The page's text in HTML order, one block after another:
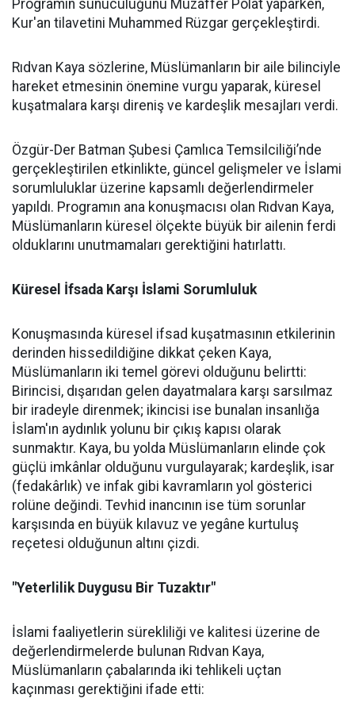
Programın sunuculuğunu Muzaffer Polat yaparken,
Kur'an tilavetini Muhammed Rüzgar gerçekleştirdi.
Rıdvan Kaya sözlerine, Müslümanların bir aile bilinciyle
hareket etmesinin önemine vurgu yaparak, küresel
kuşatmalara karşı direniş ve kardeşlik mesajları verdi.
Özgür-Der Batman Şubesi Çamlıca Temsilciliği’nde
gerçekleştirilen etkinlikte, güncel gelişmeler ve İslami
sorumluluklar üzerine kapsamlı değerlendirmeler
yapıldı. Programın ana konuşmacısı olan Rıdvan Kaya,
Müslümanların küresel ölçekte büyük bir ailenin ferdi
olduklarını unutmamaları gerektiğini hatırlattı.
Küresel İfsada Karşı İslami Sorumluluk
Konuşmasında küresel ifsad kuşatmasının etkilerinin
derinden hissedildiğine dikkat çeken Kaya,
Müslümanların iki temel görevi olduğunu belirtti:
Birincisi, dışarıdan gelen dayatmalara karşı sarsılmaz
bir iradeyle direnmek; ikincisi ise bunalan insanlığa
İslam'ın aydınlık yolunu bir çıkış kapısı olarak
sunmaktır. Kaya, bu yolda Müslümanların elinde çok
güçlü imkânlar olduğunu vurgulayarak; kardeşlik, isar
(fedakârlık) ve infak gibi kavramların yol gösterici
rolüne değindi. Tevhid inancının ise tüm sorunlar
karşısında en büyük kılavuz ve yegâne kurtuluş
reçetesi olduğunun altını çizdi.
"Yeterlilik Duygusu Bir Tuzaktır"
İslami faaliyetlerin sürekliliği ve kalitesi üzerine de
değerlendirmelerde bulunan Rıdvan Kaya,
Müslümanların çabalarında iki tehlikeli uçtan
kaçınması gerektiğini ifade etti: